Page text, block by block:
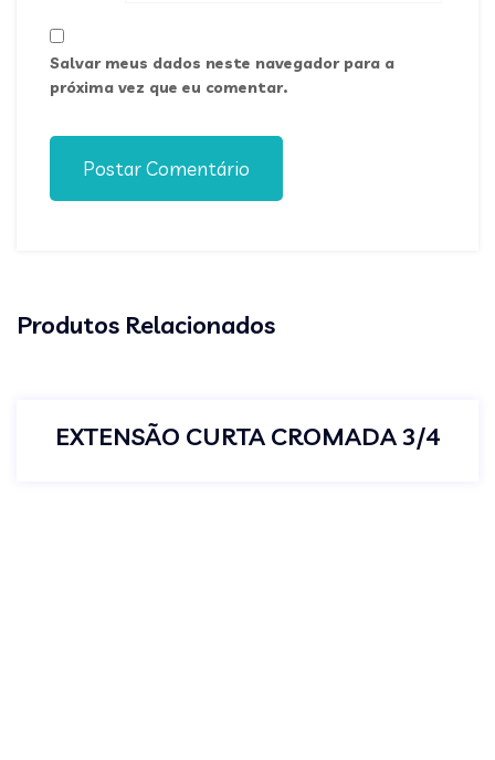
Salvar meus dados neste navegador para a
próxima vez que eu comentar.
Postar Comentário
Produtos Relacionados
EXTENSÃO CURTA CROMADA 3/4